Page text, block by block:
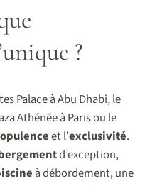
?
Palace à Abu Dhabi, le
Athénée à Paris ou le
opulenceet l’exclusivité.
d’exception,
à débordement, une